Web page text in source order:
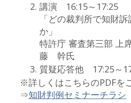
講演 16:15～17:25
「どの裁判所で知財
か」
特許庁 審査第三部 上
藤 幹氏
質疑応答他 17:25～
※詳しくはこちらのPDFを
⇒知財判例セミナーチラシ